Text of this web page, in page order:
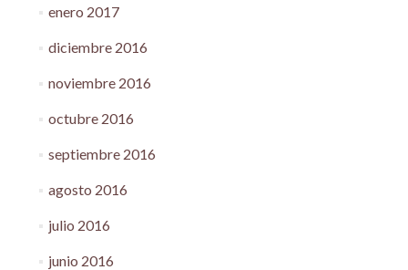
enero 2017
diciembre 2016
noviembre 2016
octubre 2016
septiembre 2016
agosto 2016
julio 2016
junio 2016